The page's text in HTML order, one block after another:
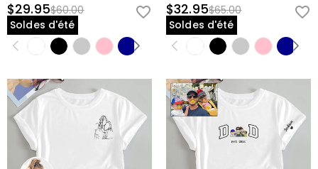
$29.95$60.00
Soldes d'été
$32.95$65.00
Soldes d'été